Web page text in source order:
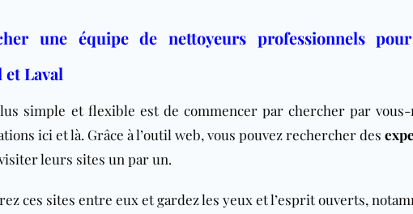
une équipe de nettoyeurs professionnels
Laval
simple et flexible est de commencer par chercher par
ici et là. Grâce à l’outil web, vous pouvez rechercher des
leurs sites un par un.
ces sites entre eux et gardez les yeux et l’esprit ouverts,